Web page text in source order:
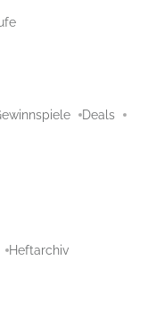
Deals
Heftarchiv